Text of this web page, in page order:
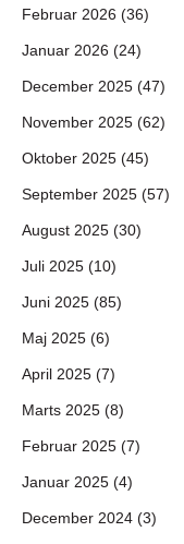
Februar 2026 (36)
Januar 2026 (24)
December 2025 (47)
November 2025 (62)
Oktober 2025 (45)
September 2025 (57)
August 2025 (30)
Juli 2025 (10)
Juni 2025 (85)
Maj 2025 (6)
April 2025 (7)
Marts 2025 (8)
Februar 2025 (7)
Januar 2025 (4)
December 2024 (3)